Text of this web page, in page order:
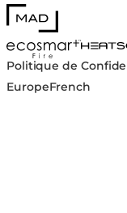
MAD Design
EcoSmart Fire
Politique de
EuropeFrench